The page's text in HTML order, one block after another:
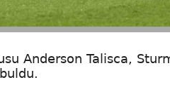
Anderson Talisca,